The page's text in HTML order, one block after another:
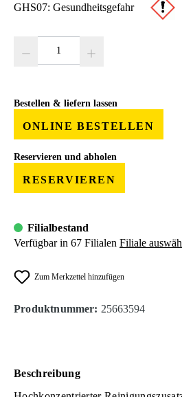
GHS07: Gesundheitsgefahr
Bestellen & liefern lassen
ONLINE BESTELLEN
Reservieren und abholen
RESERVIEREN
Filialbestand
Verfügbar in 67 Filialen Filiale
Zum Merkzettel hinzufügen
Produktnummer: 25663594
Beschreibung